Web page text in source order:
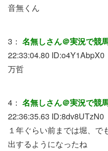
音無くん
3： 名無しさん＠実況で競
22:33:04.80 ID:o4Y1AbpX0
万哲
4： 名無しさん＠実況で競
22:36:35.63 ID:8dv8UTzN0
１年ぐらい前までは堀、
出するようになったね